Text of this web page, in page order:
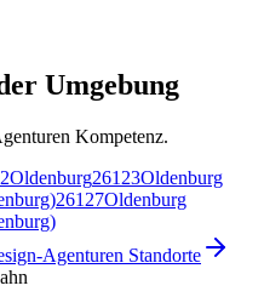
Umgebung
Kompetenz.
Oldenburg26123Oldenburg
26127Oldenburg
Agenturen Standorte